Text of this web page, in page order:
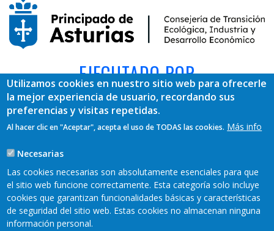
EJECUTADO POR
REDES SOCIALES
Utilizamos cookies en nuestro sitio web para ofrecerle
la mejor experiencia de usuario, recordando sus
preferencias y visitas repetidas.
Al hacer clic en "Aceptar", acepta el uso de TODAS las cookies. Más info
Necesarias
Las cookies necesarias son absolutamente esenciales para que
el sitio web funcione correctamente. Esta categoría solo incluye
cookies que garantizan funcionalidades básicas y características
de seguridad del sitio web. Estas cookies no almacenan ninguna
información personal.